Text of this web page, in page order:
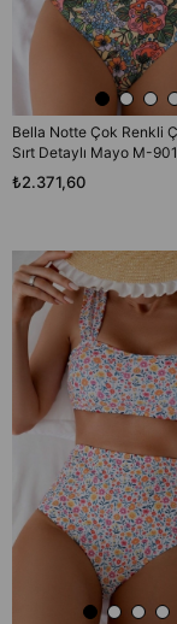
Bella Notte Çok Renkli
Sırt Detaylı Mayo M-
₺2.371,60